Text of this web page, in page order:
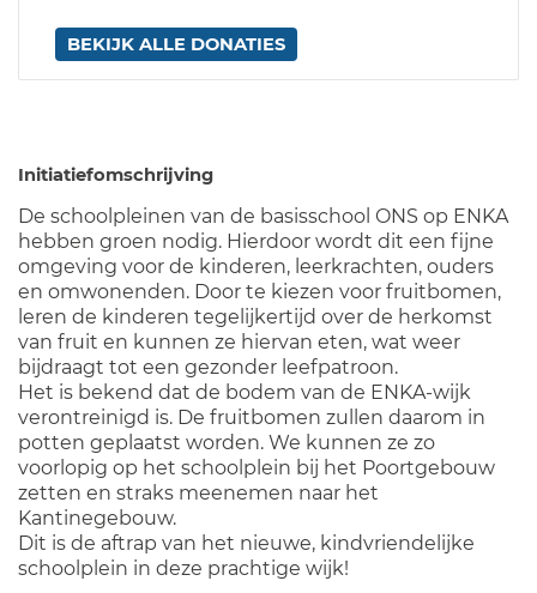
BEKIJK ALLE DONATIES
Initiatiefomschrijving
De schoolpleinen van de basisschool ONS op ENKA
hebben groen nodig. Hierdoor wordt dit een fijne
omgeving voor de kinderen, leerkrachten, ouders
en omwonenden. Door te kiezen voor fruitbomen,
leren de kinderen tegelijkertijd over de herkomst
van fruit en kunnen ze hiervan eten, wat weer
bijdraagt tot een gezonder leefpatroon.
Het is bekend dat de bodem van de ENKA-wijk
verontreinigd is. De fruitbomen zullen daarom in
potten geplaatst worden. We kunnen ze zo
voorlopig op het schoolplein bij het Poortgebouw
zetten en straks meenemen naar het
Kantinegebouw.
Dit is de aftrap van het nieuwe, kindvriendelijke
schoolplein in deze prachtige wijk!